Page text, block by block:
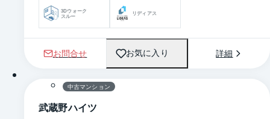
3Dウォーク
スルー
リディアス
お問合せ お気に入り 詳細
1 / 0
中古マンション
武蔵野ハイツ